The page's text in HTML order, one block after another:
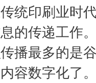
统印刷业时
的传递工作
播最多的是
容数字化了